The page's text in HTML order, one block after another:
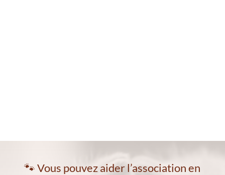
🐾 Vous pouvez aider l’association en